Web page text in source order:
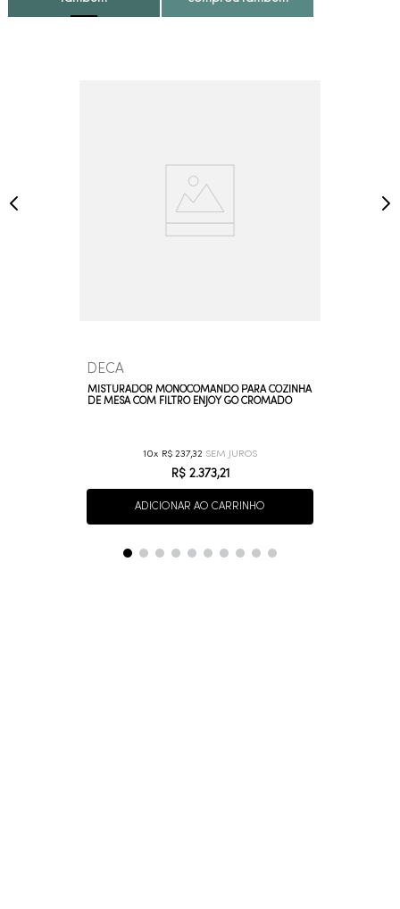
DECA
MISTURADOR MONOCOMANDO PARA COZINHA
DE MESA COM FILTRO ENJOY GO CROMADO
10 R$ 237,32
R$ 2.373,21
ADICIONAR AO CARRINHO